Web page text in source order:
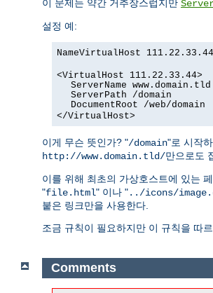
이 문제는 약간 거추장스럽지만
설정 예:
NameVirtualHost 111.22.33.44
<VirtualHost 111.22.33.44>
ServerName www.domain.tld
ServerPath /domain
DocumentRoot /web/domain
</VirtualHost>
이게 무슨 뜻인가? "/domain"로 시작
http://www.domain.tld/만으로도
이를 위해 최초의 가상호스트에 있는
"file.html" 이나 "../icons/
붙은 링크만을 사용한다.
조금 규칙이 필요하지만 이 규칙을 따
Comments